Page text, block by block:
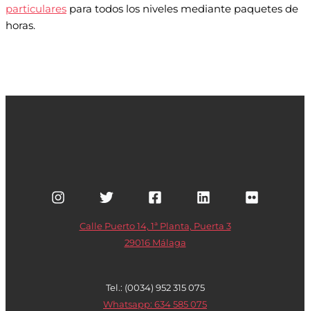
particulares para todos los niveles mediante paquetes de
horas.
Calle Puerto 14, 1ª Planta, Puerta 3
29016 Málaga
Tel.: (0034) 952 315 075
Whatsapp: 634 585 075